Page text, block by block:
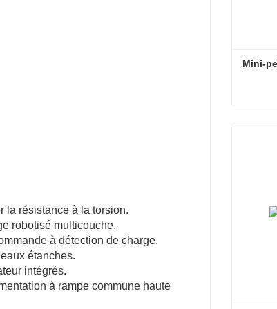
la résistance à la torsion.
robotisé multicouche.
à détection de charge.
étanches.
intégrés.
à rampe commune haute
Mini-